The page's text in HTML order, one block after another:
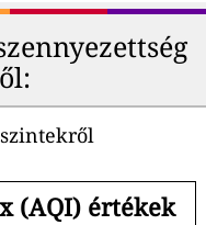
(AQI) értékek